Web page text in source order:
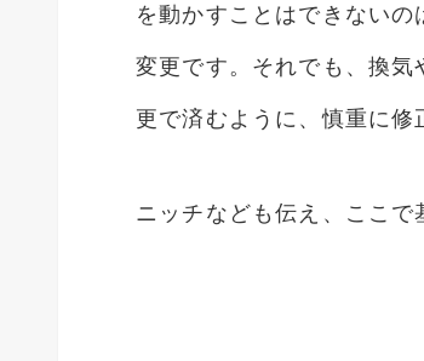
を動かすことはできない
変更です。それでも、換
更で済むように、慎重に修
ニッチなども伝え、ここで